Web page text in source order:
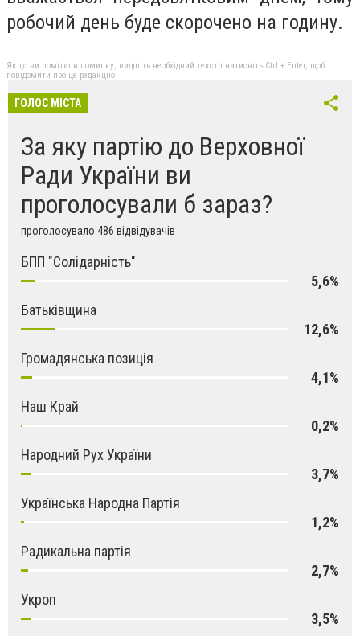
робочий день буде скорочено нa годину.
Якщо ви помітили помилку, виділіть необхідний текст і натисніть Ctrl + Enter, щоб
повідомити про це редакцію
ГОЛОС МІСТА
За яку партію до Верховної
Ради України ви
проголосували б зараз?
проголосувало 486 відвідувачів
БПП "Солідарність"
5,6%
Батьківщина
12,6%
Громадянська позиція
4,1%
Наш Край
0,2%
Народний Рух України
3,7%
Українська Народна Партія
1,2%
Радикальна партія
2,7%
Укроп
3,5%